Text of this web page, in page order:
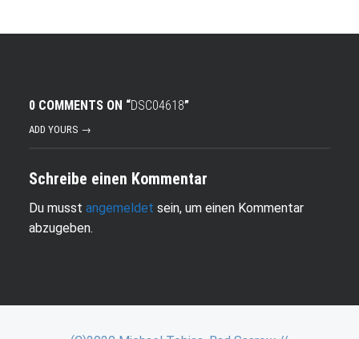
0 COMMENTS ON “DSC04618”
ADD YOURS →
Schreibe einen Kommentar
Du musst angemeldet sein, um einen Kommentar
abzugeben.